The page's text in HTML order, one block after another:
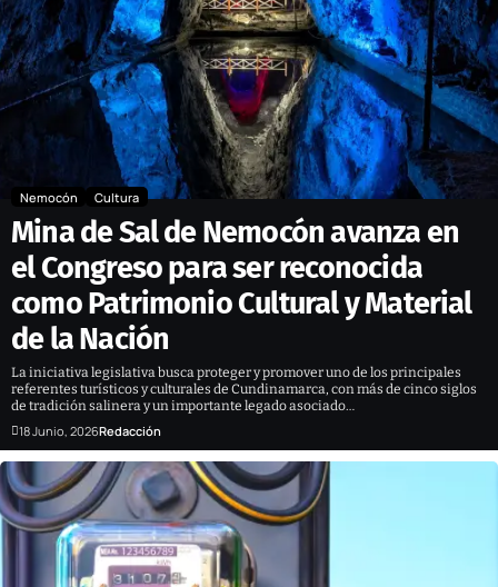
Nemocón Cultura
Mina de Sal de Nemocón avanza en
el Congreso para ser reconocida
como Patrimonio Cultural y Material
de la Nación
La iniciativa legislativa busca proteger y promover uno de los principales
referentes turísticos y culturales de Cundinamarca, con más de cinco siglos
de tradición salinera y un importante legado asociado…
18 Junio, 2026Redacción